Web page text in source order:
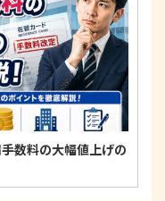
数料の大幅値上げの